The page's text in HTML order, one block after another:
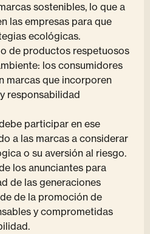
sostenibles, lo que a
las empresas para que
ecológicas.
de productos respetuosos
los consumidores
marcas que incorporen
responsabilidad
participar en ese
a las marcas a considerar
o su aversión al riesgo.
los anunciantes para
de las generaciones
de la promoción de
y comprometidas